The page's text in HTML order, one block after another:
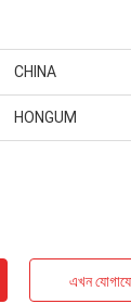
CHINA
HONGUM
এখন